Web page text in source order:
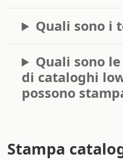
Quali sono i
Quali sono
di cataloghi
possono
Stampa